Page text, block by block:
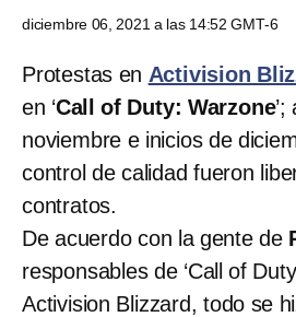
diciembre 06, 2021 a las 14:52 GMT-6
Protestas en Activision
en ‘Call of Duty: Warzone
noviembre e inicios de
control de calidad fueron
contratos.
De acuerdo con la gente de
responsables de ‘Call of
Activision Blizzard, todo se